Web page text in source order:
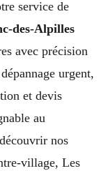
service de
des-Alpilles
avec précision
urgent,
et devis
au
nos
village, Les